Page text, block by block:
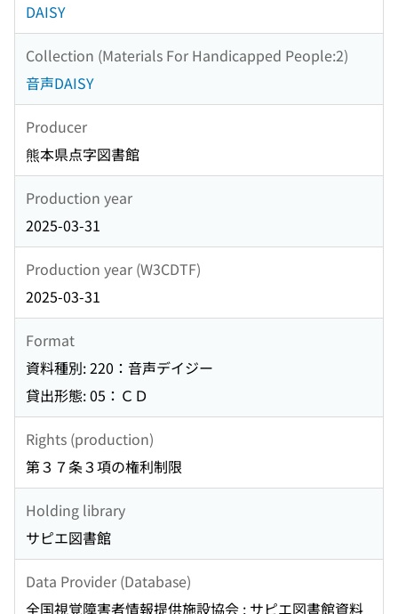
DAISY
Collection (Materials For Handicapped People:2)
音声DAISY
Producer
熊本県点字図書館
Production year
2025-03-31
Production year (W3CDTF)
2025-03-31
Format
資料種別: 220：音声デイジー
貸出形態: 05：ＣＤ
Rights (production)
第３７条３項の権利制限
Holding library
サピエ図書館
Data Provider (Database)
全国視覚障害者情報提供施設協会 : サピエ図書館資料